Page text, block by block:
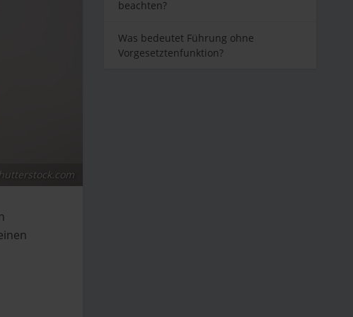
beachten?
Was bedeutet Führung ohne
Vorgesetztenfunktion?